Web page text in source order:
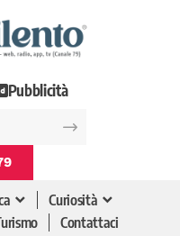
Pubblicità
Curiosità
Contattaci